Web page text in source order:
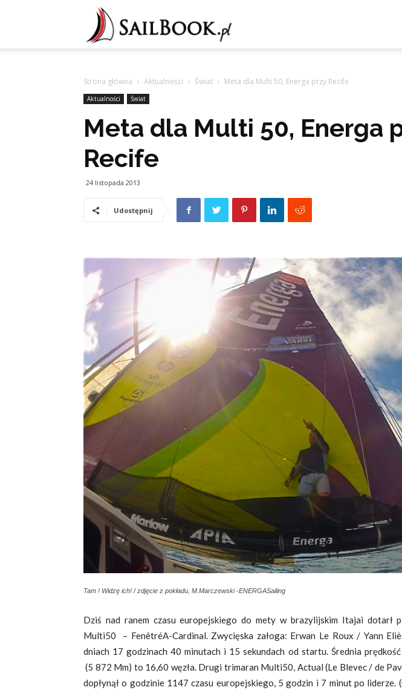
Strona główna Aktualności Świat Meta dla Multi 50, Energa przy Recife
Aktualności Świat
Meta dla Multi 50, Energa
Recife
24 listopada 2013
Udostępnij
Tam ! Widzę ich! / zdjęcie z pokładu, M.Marczewski -ENERGASailing
Dziś nad ranem czasu europejskiego do mety w brazylijskim Itajai dotarł
Multi50 – FenêtréA-Cardinal. Zwycięska załoga: Erwan Le Roux / Yann
dniach 17 godzinach 40 minutach i 15 sekundach od startu. Średnia
(5 872 Mm) to 16,60 węzła. Drugi trimaran Multi50, Actual (Le Blevec / de
dopłynął o godzinie 1147 czasu europejskiego, 5 godzin i 7 minut po liderze.